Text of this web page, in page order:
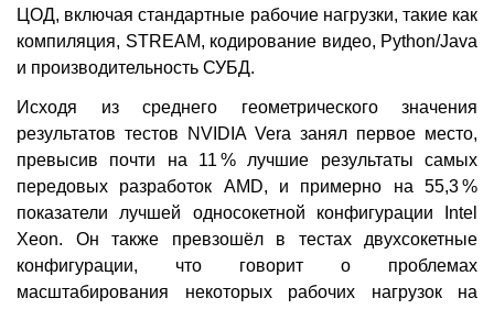
ЦОД, включая стандартные рабочие нагрузки, такие как
компиляция, STREAM, кодирование видео, Python/Java
и производительность СУБД.
Исходя из среднего геометрического значения
результатов тестов NVIDIA Vera занял первое место,
превысив почти на 11 % лучшие результаты самых
передовых разработок AMD, и примерно на 55,3 %
показатели лучшей односокетной конфигурации Intel
Xeon. Он также превзошёл в тестах двухсокетные
конфигурации, что говорит о проблемах
масштабирования некоторых рабочих нагрузок на